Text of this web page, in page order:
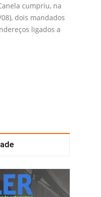
cumpriu, na
dois mandados
ligados a